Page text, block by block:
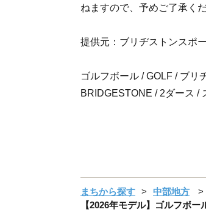
ねますので、予めご了承くだ
提供元：ブリヂストンスポ
ゴルフボール / GOLF / ブリ
BRIDGESTONE / 2ダース /
まちから探す 中部地方
【2026年モデル】ゴルフボ